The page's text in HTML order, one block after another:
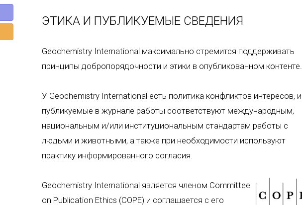
ЭТИКА И ПУБЛИКУЕМЫЕ СВЕДЕНИЯ
Geochemistry International максимально стремится поддерживать
принципы добропорядочности и этики в опубликованном контенте.
У Geochemistry International есть политика конфликтов интересов, и
публикуемые в журнале работы соответствуют международным,
национальным и/или институциональным стандартам работы с
людьми и животными, а также при необходимости используют
практику информированного согласия.
Geochemistry International является членом Committee
on Publication Ethics (COPE) и соглашается с его